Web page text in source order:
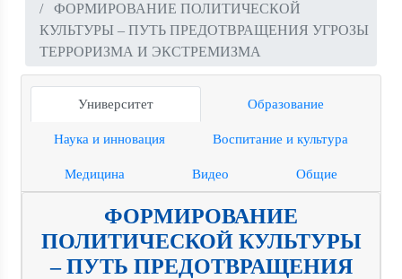
ФОРМИРОВАНИЕ ПОЛИТИЧЕСКОЙ
КУЛЬТУРЫ – ПУТЬ ПРЕДОТВРАЩЕНИЯ УГРОЗЫ
ТЕРРОРИЗМА И ЭКСТРЕМИЗМА
Университет Образование
Наука и инновация Воспитание и культура
Медицина Видео Общие
ФОРМИРОВАНИЕ
ПОЛИТИЧЕСКОЙ КУЛЬТУРЫ
– ПУТЬ ПРЕДОТВРАЩЕНИЯ